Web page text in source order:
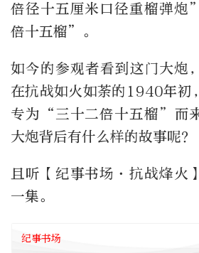
倍径十五厘米口径重榴弹
倍十五榴”。
如今的参观者看到这门大炮
在抗战如火如荼的1940年初
专为“三十二倍十五榴”而
大炮背后有什么样的故事呢？
且听【纪事书场·抗战烽
一集。
纪事书场